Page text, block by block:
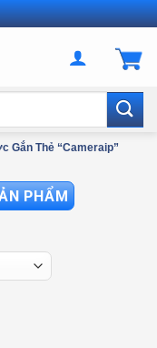
Gắn Thẻ “cameraip”
PHẨM